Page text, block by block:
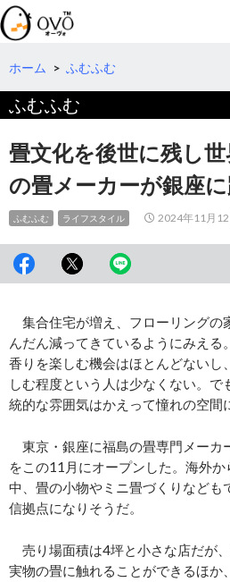
検
索
コ
テ
へ
動
ホーム > ふむふむ
ふむふむ
畳文化を後世に残し
の畳メーカーが銀座
ふむふむ ライフスタイル 2024年11月12
集合住宅が増え、フローリングの
んだん減ってきているようにみえる
香りを楽しむ機会はほとんどないし
しむ程度という人は少なくない。
統的な雰囲気はかえって憧れの空間
東京・銀座に福島の畳専門メーカ
をこの11月にオープンした。海外
中、畳の小物やミニ畳づくりなども
信拠点になりそうだ。
売り場面積は4坪と小さな店だが
実物の畳に触れることができるほか